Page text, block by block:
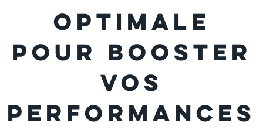
optimale
pour booster
vos
performances